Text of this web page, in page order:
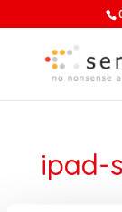
ipad-